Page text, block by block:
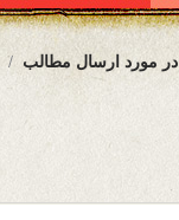
در مورد ارسال مطالب